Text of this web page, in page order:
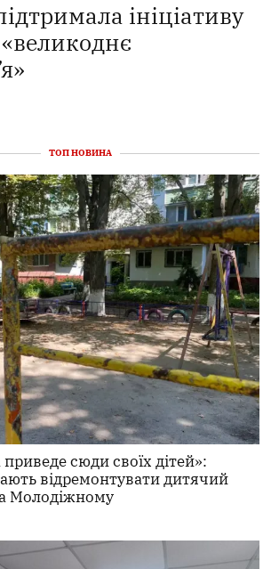
ініціативу
ТОП НОВИНА
сюди своїх дітей»:
відремонтувати дитячий
Молодіжному